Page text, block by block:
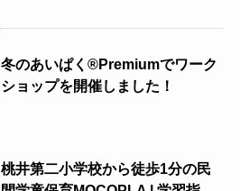
冬のあいぱく®Premiumでワーク
ショップを開催しました！
桃井第二小学校から徒歩1分の民